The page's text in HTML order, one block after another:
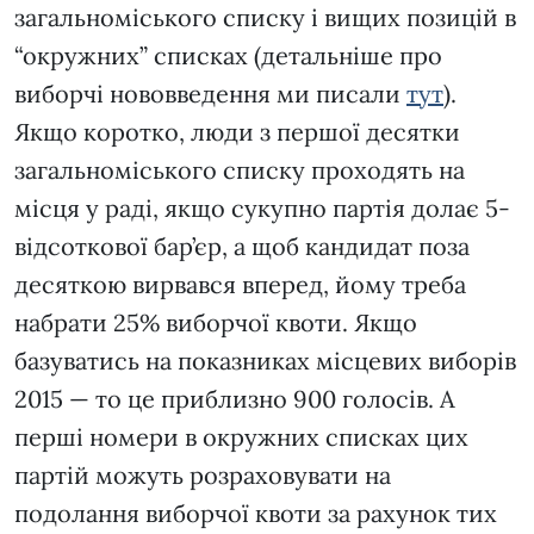
загальноміського списку і вищих позицій в
“окружних” списках (детальніше про
виборчі нововведення ми писали тут).
Якщо коротко, люди з першої десятки
загальноміського списку проходять на
місця у раді, якщо сукупно партія долає 5-
відсоткової бар’єр, а щоб кандидат поза
десяткою вирвався вперед, йому треба
набрати 25% виборчої квоти. Якщо
базуватись на показниках місцевих виборів
2015 — то це приблизно 900 голосів. А
перші номери в окружних списках цих
партій можуть розраховувати на
подолання виборчої квоти за рахунок тих